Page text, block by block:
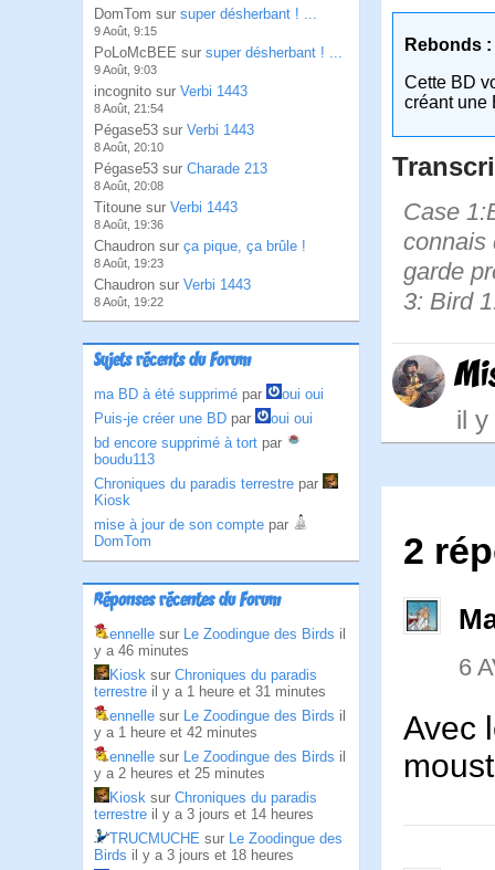
DomTom sur super désherbant ! ...
9 Août, 9:15
PoLoMcBEE sur super désherbant ! ...
9 Août, 9:03
incognito sur Verbi 1443
8 Août, 21:54
Pégase53 sur Verbi 1443
8 Août, 20:10
Pégase53 sur Charade 213
8 Août, 20:08
Titoune sur Verbi 1443
8 Août, 19:36
Chaudron sur ça pique, ça brûle !
8 Août, 19:23
Chaudron sur Verbi 1443
8 Août, 19:22
Sujets récents du Forum
ma BD à été supprimé par
oui oui
Puis-je créer une BD par
oui oui
bd encore supprimé à tort par
boudu113
Chroniques du paradis terrestre par
Kiosk
mise à jour de son compte par
DomTom
Réponses récentes du Forum
ennelle sur Le Zoodingue des Birds il
y a 46 minutes
Kiosk sur Chroniques du paradis
terrestre il y a 1 heure et 31 minutes
ennelle sur Le Zoodingue des Birds il
y a 1 heure et 42 minutes
ennelle sur Le Zoodingue des Birds il
y a 2 heures et 25 minutes
Kiosk sur Chroniques du paradis
terrestre il y a 3 jours et 14 heures
TRUCMUCHE sur Le Zoodingue des
Birds il y a 3 jours et 18 heures
Rebonds :
Cette BD
créant une
Case
connais
garde
3: Bird
il
2
6
Avec